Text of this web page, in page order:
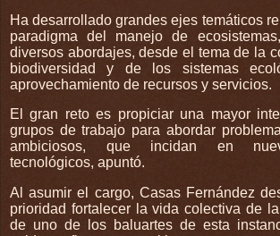
Ha desarrollado grandes ejes temáticos
paradigma del manejo de
diversos abordajes, desde el tema de la
biodiversidad y de los sistemas
aprovechamiento de recursos y servicios.
El gran reto es propiciar una mayor
grupos de trabajo para abordar
ambiciosos, que incidan en
tecnológicos, apuntó.
Al asumir el cargo, Casas Fernández
prioridad fortalecer la vida colectiva de
de uno de los baluartes de esta